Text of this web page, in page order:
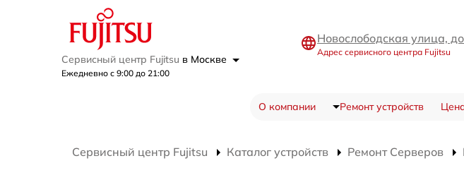
Сервисный центр Fujitsu в Москве
Ежедневно с 9:00 до 21:00
Новослободская улица,
Адрес сервисного центра Fujitsu
О компании Ремонт устройств
Сервисный центр Fujitsu Каталог устройств Ремонт Серверов